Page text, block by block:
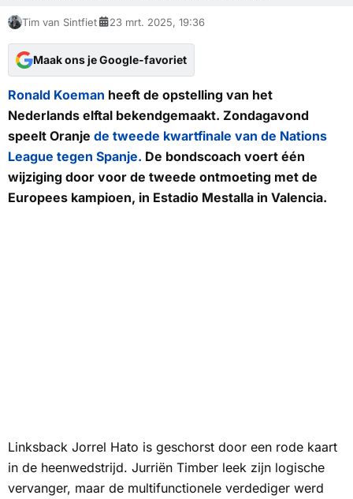
Tim van Sintfiet 23 mrt. 2025, 19:36
Maak ons je Google-favoriet
Ronald Koeman heeft de opstelling van het
Nederlands elftal bekendgemaakt. Zondagavond
speelt Oranje de tweede kwartfinale van de Nations
League tegen Spanje. De bondscoach voert één
wijziging door voor de tweede ontmoeting met de
Europees kampioen, in Estadio Mestalla in Valencia.
Linksback Jorrel Hato is geschorst door een rode kaart
in de heenwedstrijd. Jurriën Timber leek zijn logische
vervanger, maar de multifunctionele verdediger werd